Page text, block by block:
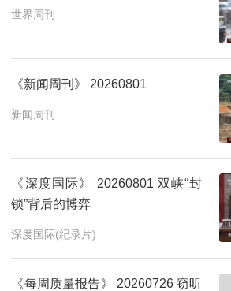
世界周刊
《新闻周刊》 20260801
新闻周刊
《深度国际》 20260801 双峡“封
锁”背后的博弈
深度国际(纪录片)
《每周质量报告》 20260726 窃听